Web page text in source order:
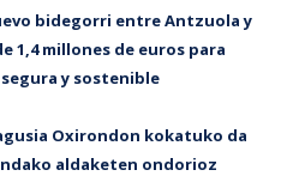
bidegorri entre Antzuola y
1,4 millones de euros para
y sostenible
Oxirondon kokatuko da
aldaketen ondorioz